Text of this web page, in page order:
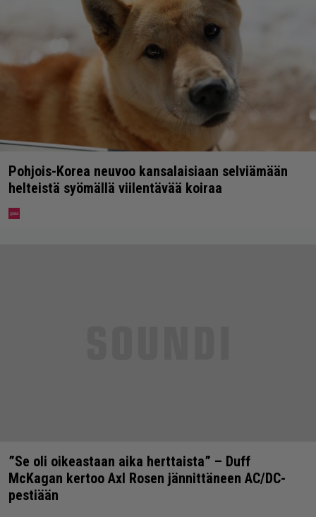
Pohjois-Korea neuvoo kansalaisiaan selviämään
helteistä syömällä viilentävää koiraa
”Se oli oikeastaan aika herttaista” – Duff
McKagan kertoo Axl Rosen jännittäneen AC/DC-
pestiään